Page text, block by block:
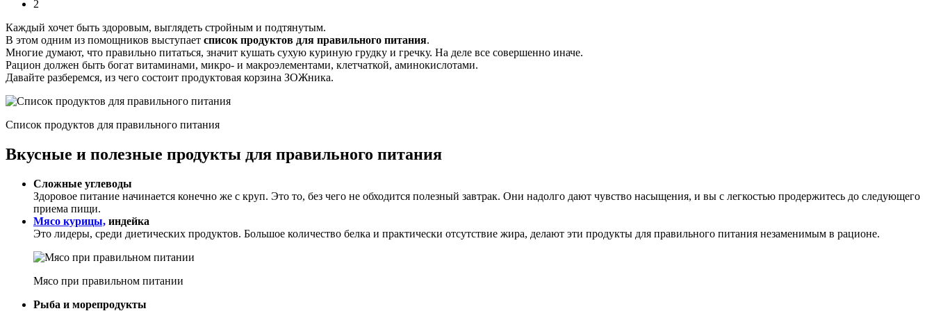
2
Каждый хочет быть здоровым, выглядеть стройным и подтянутым.
В этом одним из помощников выступает список продуктов для правильного питания.
Многие думают, что правильно питаться, значит кушать сухую куриную грудку и гречку. На деле все совершенно иначе.
Рацион должен быть богат витаминами, микро- и макроэлементами, клетчаткой, аминокислотами.
Давайте разберемся, из чего состоит продуктовая корзина ЗОЖника.
Список продуктов для правильного питания
Вкусные и полезные продукты для правильного питания
Сложные углеводы
Здоровое питание начинается конечно же с круп. Это то, без чего не обходится полезный завтрак. Они надолго дают чувство насыщения, и вы с легкостью продержитесь до следующего
приема пищи.
Мясо курицы, индейка
Это лидеры, среди диетических продуктов. Большое количество белка и практически отсутствие жира, делают эти продукты для правильного питания незаменимым в рационе.
Мясо при правильном питании
Рыба и морепродукты